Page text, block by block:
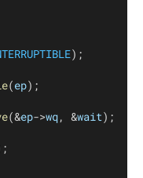
);
(ep);
(&ep->wq, &wait);